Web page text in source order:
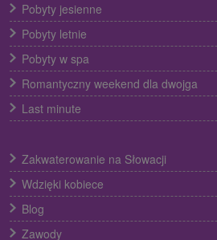
Pobyty jesienne
Pobyty letnie
Pobyty w spa
Romantyczny weekend dla dwojga
Last minute
Zakwaterowanie na Słowacji
Wdzięki kobiece
Blog
Zawody